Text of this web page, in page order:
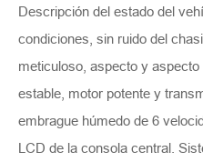
Descripción del estado del
condiciones, sin ruido del
meticuloso, aspecto y
estable, motor potente y
embrague húmedo de 6
LCD de la consola central.